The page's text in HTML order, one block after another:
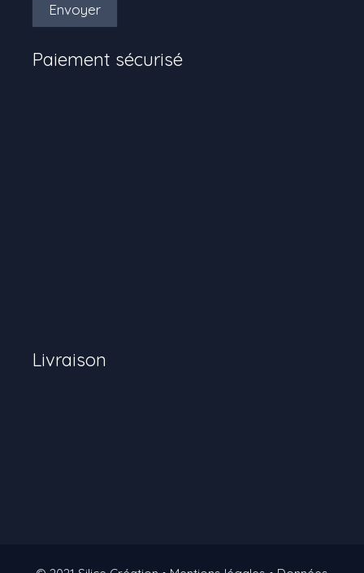
Envoyer
Paiement sécurisé
Livraison